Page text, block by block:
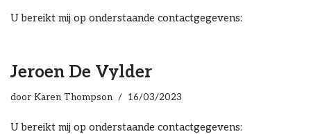
U bereikt mij op onderstaande contactgegevens:
Jeroen De Vylder
door Karen Thompson 16/03/2023
U bereikt mij op onderstaande contactgegevens: